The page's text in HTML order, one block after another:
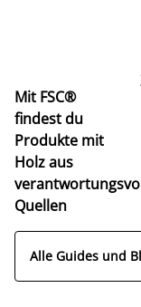
Mit FSC®
findest du
Produkte mit
Holz aus
Quellen
Alle Guides und